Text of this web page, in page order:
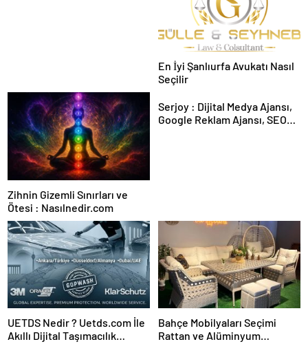
En İyi Şanlıurfa Avukatı Nasıl
Seçilir
Zihnin Gizemli Sınırları ve
Ötesi : Nasılnedir.com
Serjoy : Dijital Medya Ajansı,
Google Reklam Ajansı, SEO
UETDS Nedir ? Uetds.com İle
Akıllı Dijital Taşımacılık
Bahçe Mobilyaları Seçimi
Rattan ve Alüminyum